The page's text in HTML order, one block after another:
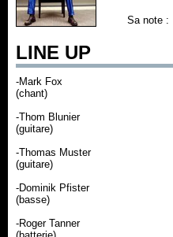
Sa note :
LINE UP
-Mark Fox
(chant)
-Thom Blunier
(guitare)
-Thomas Muster
(guitare)
-Dominik Pfister
(basse)
-Roger Tanner